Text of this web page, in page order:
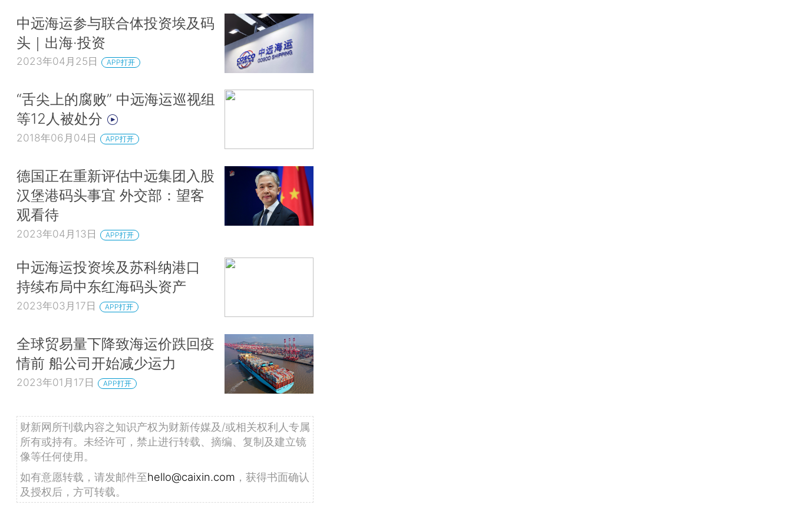
中远海运参与联合体投资埃及码
头｜出海·投资
2023年04月25日 APP打开
“舌尖上的腐败” 中远海运巡视组
等12人被处分
2018年06月04日 APP打开
德国正在重新评估中远集团入股
汉堡港码头事宜 外交部：望客
观看待
2023年04月13日 APP打开
中远海运投资埃及苏科纳港口
持续布局中东红海码头资产
2023年03月17日 APP打开
全球贸易量下降致海运价跌回疫
情前 船公司开始减少运力
2023年01月17日 APP打开
财新网所刊载内容之知识产权为财新传媒及/或相关权利人专属
所有或持有。未经许可，禁止进行转载、摘编、复制及建立镜
像等任何使用。
如有意愿转载，请发邮件至hello@caixin.com ，获得书面确认
及授权后，方可转载。